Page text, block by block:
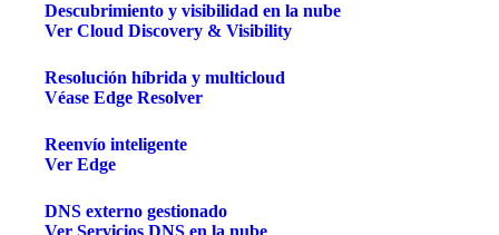
Descubrimiento y visibilidad en la nube
Ver Cloud Discovery & Visibility
Resolución híbrida y multicloud
Véase Edge Resolver
Reenvío inteligente
Ver Edge
DNS externo gestionado
Ver Servicios DNS en la nube